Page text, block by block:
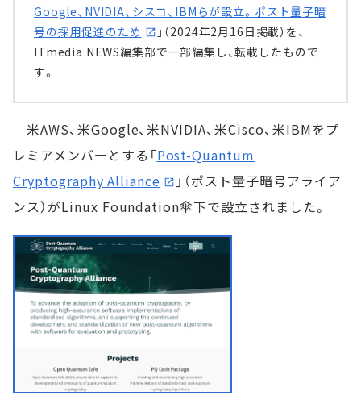
Google、NVIDIA、シスコ、IBMらが設立。ポスト量子暗
号の採用促進のため
」（2024年2月16日掲載）を、
ITmedia NEWS編集部で一部編集し、転載したもので
す。
米AWS、米Google、米NVIDIA、米Cisco、米IBMをプ
レミアメンバーとする「Post-Quantum
Cryptography Alliance
」（ポスト量子暗号アライア
ンス）がLinux Foundation傘下で設立されました。